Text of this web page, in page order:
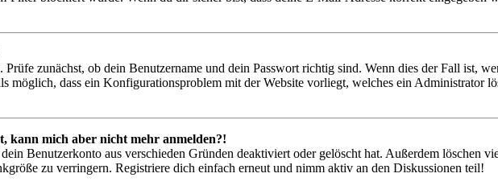
zunächst, ob dein Benutzername und dein Passwort richtig sind. Wenn dies der Fall ist,
möglich, dass ein Konfigurationsproblem mit der Website vorliegt, welches ein Administrator
kann mich aber nicht mehr anmelden?!
Benutzerkonto aus verschieden Gründen deaktiviert oder gelöscht hat. Außerdem löschen
zu verringern. Registriere dich einfach erneut und nimm aktiv an den Diskussionen teil!